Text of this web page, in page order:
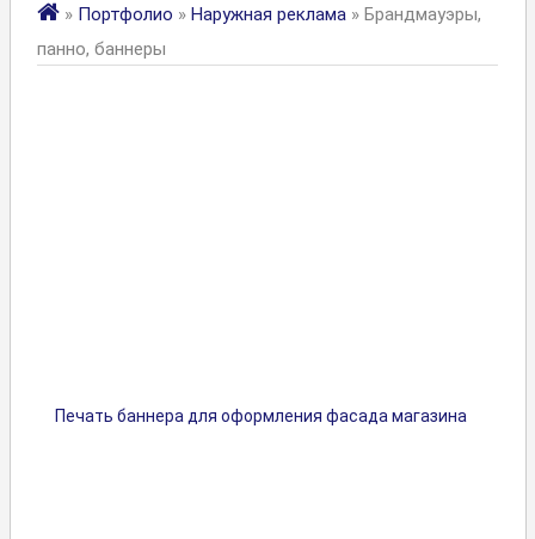
» Портфолио » Наружная реклама » Брандмауэры,
панно, баннеры
Печать баннера для оформления фасада магазина